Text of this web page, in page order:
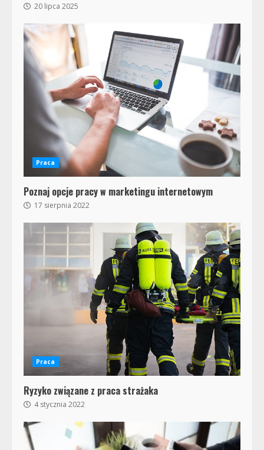
20 lipca 2025
Praca
Poznaj opcje pracy w marketingu internetowym
17 sierpnia 2022
Praca
Ryzyko związane z praca strażaka
4 stycznia 2022